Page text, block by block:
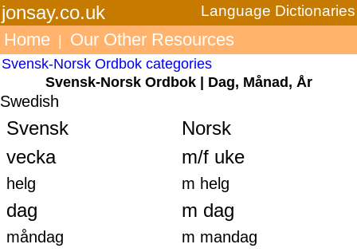
jonsay.co.uk Language Dictionaries
Home Our Other Resources
Svensk-Norsk Ordbok categories
Svensk-Norsk Ordbok | Dag, Månad, År
Swedish
Svensk
Norsk
vecka
m/f uke
helg m helg
dag m dag
måndag
m mandag